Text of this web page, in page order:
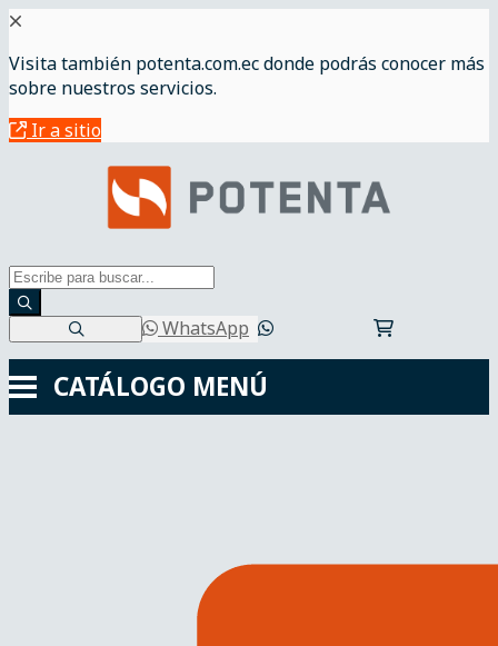
Visita también potenta.com.ec donde podrás conocer más
sobre nuestros servicios.
Ir a sitio
WhatsApp
CATÁLOGO MENÚ